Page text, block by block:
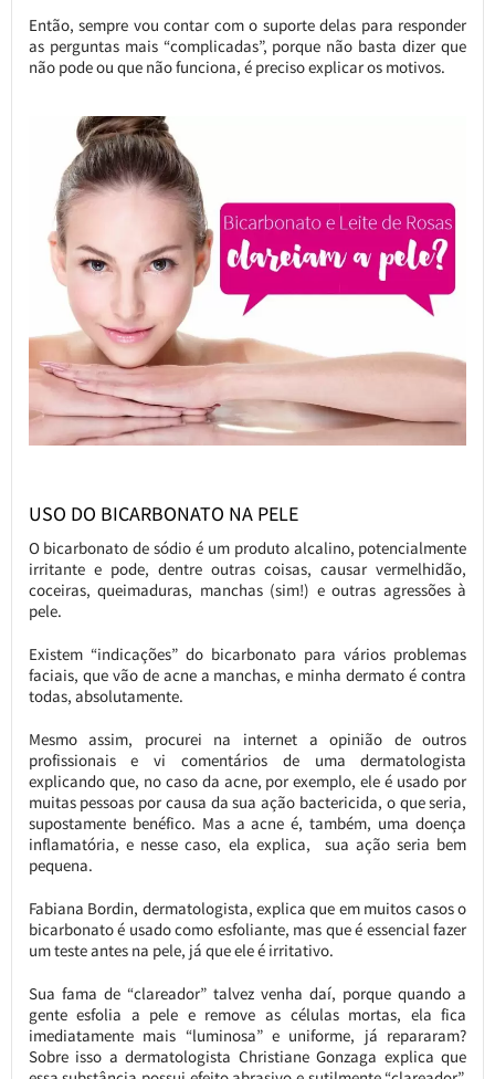
Então, sempre vou contar com o suporte delas para responder
as perguntas mais “complicadas”, porque não basta dizer que
não pode ou que não funciona, é preciso explicar os motivos.
USO DO BICARBONATO NA PELE
O bicarbonato de sódio é um produto alcalino, potencialmente
irritante e pode, dentre outras coisas, causar vermelhidão,
coceiras, queimaduras, manchas (sim!) e outras agressões à
pele.
Existem “indicações” do bicarbonato para vários problemas
faciais, que vão de acne a manchas, e minha dermato é contra
todas, absolutamente.
Mesmo assim, procurei na internet a opinião de outros
profissionais e vi comentários de uma dermatologista
explicando que, no caso da acne, por exemplo, ele é usado por
muitas pessoas por causa da sua ação bactericida, o que seria,
supostamente benéfico. Mas a acne é, também, uma doença
inflamatória, e nesse caso, ela explica, sua ação seria bem
pequena.
Fabiana Bordin, dermatologista, explica que em muitos casos o
bicarbonato é usado como esfoliante, mas que é essencial fazer
um teste antes na pele, já que ele é irritativo.
Sua fama de “clareador” talvez venha daí, porque quando a
gente esfolia a pele e remove as células mortas, ela fica
imediatamente mais “luminosa” e uniforme, já repararam?
Sobre isso a dermatologista Christiane Gonzaga explica que